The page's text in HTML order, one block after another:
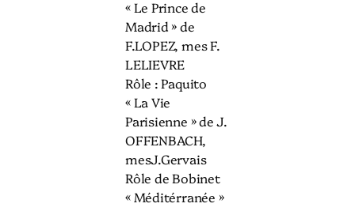
« Le Prince de
Madrid » de
F.LOPEZ, mes F.
LELIEVRE
Rôle : Paquito
« La Vie
Parisienne » de J.
OFFENBACH,
mesJ.Gervais
Rôle de Bobinet
« Méditérranée »